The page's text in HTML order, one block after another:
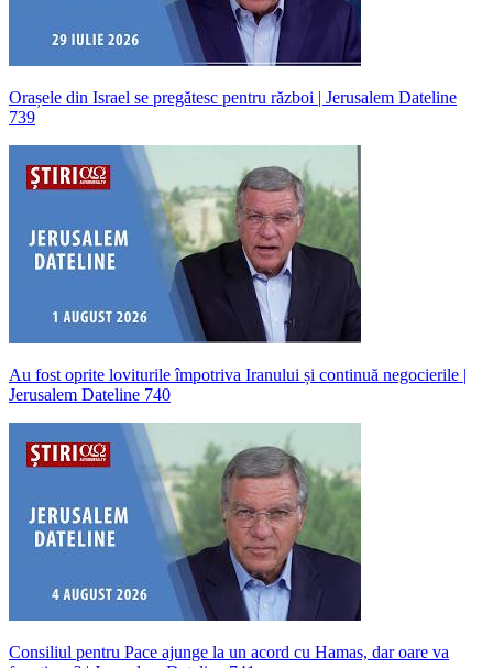
Orașele din Israel se pregătesc pentru război | Jerusalem Dateline
739
Au fost oprite loviturile împotriva Iranului și continuă negocierile |
Jerusalem Dateline 740
Consiliul pentru Pace ajunge la un acord cu Hamas, dar oare va